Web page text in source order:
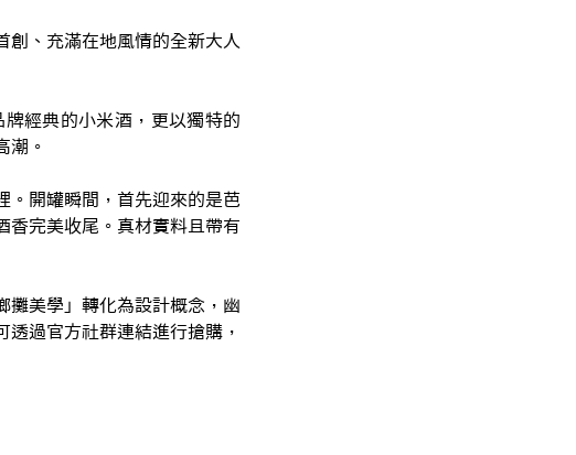
創、充滿在地風情的全新大人
經典的小米酒，更以獨特的
潮。
。開罐瞬間，首先迎來的是芭
香完美收尾。真材實料且帶有
攤美學」轉化為設計概念，幽
過官方社群連結進行搶購，